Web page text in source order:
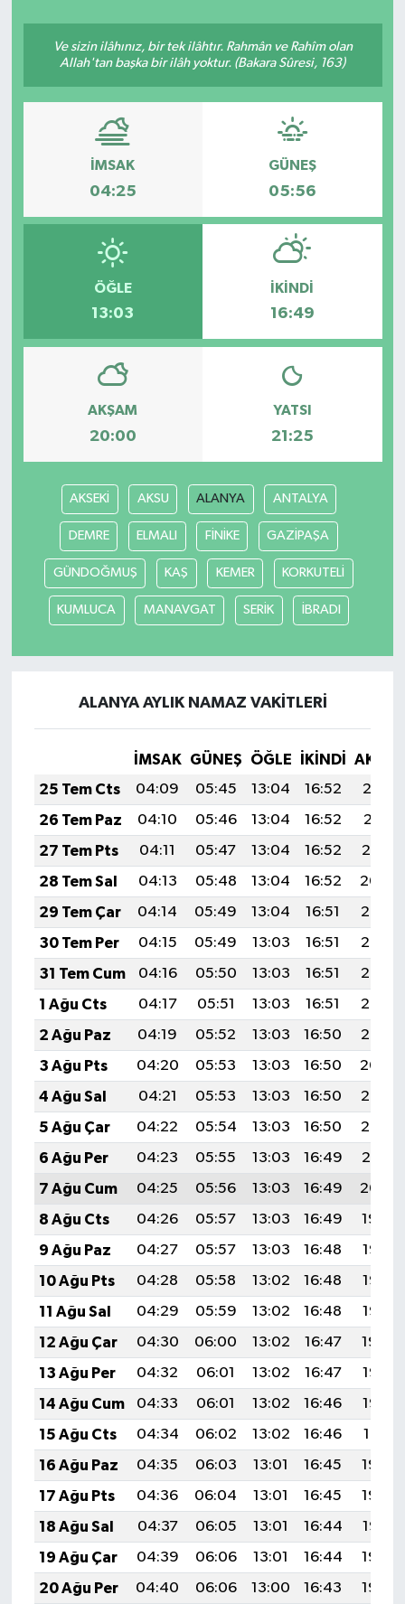
Ve sizin ilâhınız, bir tek ilâhtır. Rahmân ve Rahîm olan
Allah'tan başka bir ilâh yoktur. (Bakara Sûresi, 163)
İMSAK
04:25
GÜNEŞ
05:56
ÖĞLE
13:03
İKINDI
16:49
AKŞAM
20:00
YATSI
21:25
AKSEKİ AKSU ALANYA ANTALYA
DEMRE ELMALI FİNİKE GAZİPAŞA
GÜNDOĞMUŞ KAŞ KEMER KORKUTELİ
KUMLUCA MANAVGAT SERİK İBRADI
ALANYA AYLIK NAMAZ VAKITLERI
İMSAK GÜNEŞ ÖĞLE İKINDI
25 Tem Cts
04:09 05:45 13:04 16:52
20:12
26 Tem Paz
04:10 05:46 13:04 16:52
20:11
27 Tem Pts
04:11 05:47 13:04 16:52
20:10
28 Tem Sal
04:13 05:48 13:04 16:52
20:09
29 Tem Çar
04:14 05:49 13:04 16:51
20:08
30 Tem Per
04:15 05:49 13:03 16:51
20:08
31 Tem Cum
04:16 05:50 13:03 16:51
20:07
1 Ağu Cts
04:17 05:51 13:03 16:51
20:06
2 Ağu Paz
04:19 05:52 13:03 16:50
20:05
3 Ağu Pts
04:20 05:53 13:03 16:50
20:04
4 Ağu Sal
04:21 05:53 13:03 16:50
20:03
5 Ağu Çar
04:22 05:54 13:03 16:50
20:02
6 Ağu Per
04:23 05:55 13:03 16:49
20:01
7 Ağu Cum
04:25 05:56 13:03 16:49
20:00
8 Ağu Cts
04:26 05:57 13:03 16:49
19:59
9 Ağu Paz
04:27 05:57 13:03 16:48
19:58
10 Ağu Pts
04:28 05:58 13:02 16:48
19:57
11 Ağu Sal
04:29 05:59 13:02 16:48
19:56
12 Ağu Çar
04:30 06:00 13:02 16:47
19:54
13 Ağu Per
04:32 06:01 13:02 16:47
19:53
14 Ağu Cum
04:33 06:01 13:02 16:46
19:52
15 Ağu Cts
04:34 06:02 13:02 16:46
19:51
16 Ağu Paz
04:35 06:03 13:01 16:45
19:50
17 Ağu Pts
04:36 06:04 13:01 16:45
19:48
18 Ağu Sal
04:37 06:05 13:01 16:44
19:47
19 Ağu Çar
04:39 06:06 13:01 16:44
19:46
20 Ağu Per
04:40 06:06 13:00 16:43
19:45